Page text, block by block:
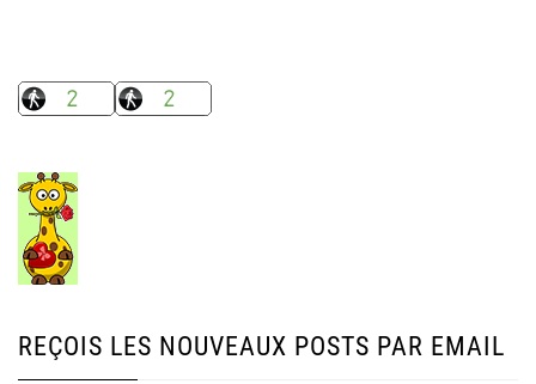
REÇOIS LES NOUVEAUX POSTS PAR EMAIL